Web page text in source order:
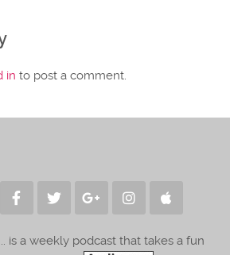
in to post a comment.
is a weekly podcast that takes a fun